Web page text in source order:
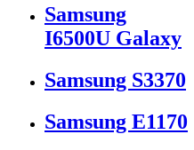
Samsung
I6500U Galaxy
Samsung S3370
Samsung E1170